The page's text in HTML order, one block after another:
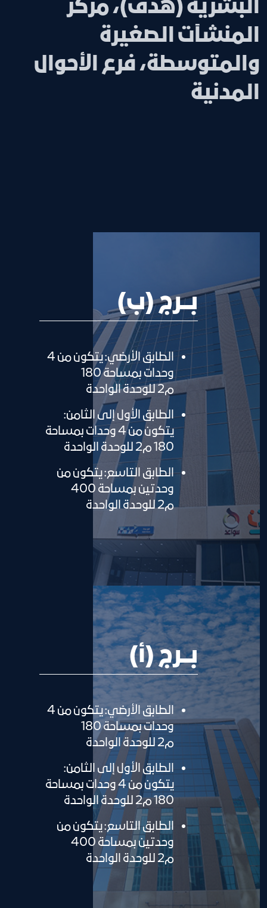
البشرية (هدف)، مركز
المنشآت الصغيرة
والمتوسطة، فرع الأحوال
المدنية
بـــرج (ب)
الطابق الأرضي: يتكون من 4
وحدات بمساحة 180
م2 للوحدة الواحدة
الطابق الأول إلى الثامن:
يتكون من 4 وحدات بمساحة
180 م2 للوحدة الواحدة
الطابق التاسع: يتكون من
وحدتين بمساحة 400
م2 للوحدة الواحدة
بـــرج (أ)
الطابق الأرضي: يتكون من 4
وحدات بمساحة 180
م2 للوحدة الواحدة
الطابق الأول إلى الثامن:
يتكون من 4 وحدات بمساحة
180 م2 للوحدة الواحدة
الطابق التاسع: يتكون من
وحدتين بمساحة 400
م2 للوحدة الواحدة